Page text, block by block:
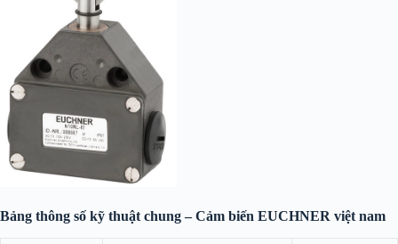
Bảng thông số kỹ thuật chung – Cảm biến EUCHNER việt nam